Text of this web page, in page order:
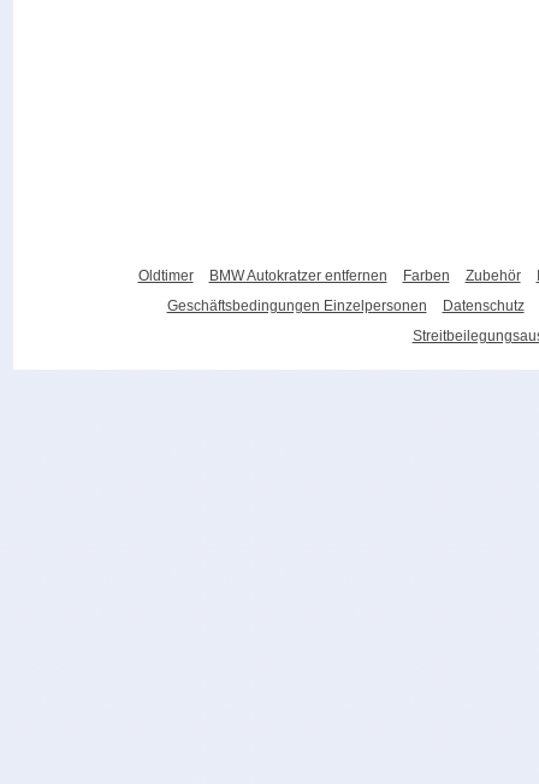
Oldtimer BMW Autokratzer entfernen Farben Zubehör
Geschäftsbedingungen Einzelpersonen
Datenschutz